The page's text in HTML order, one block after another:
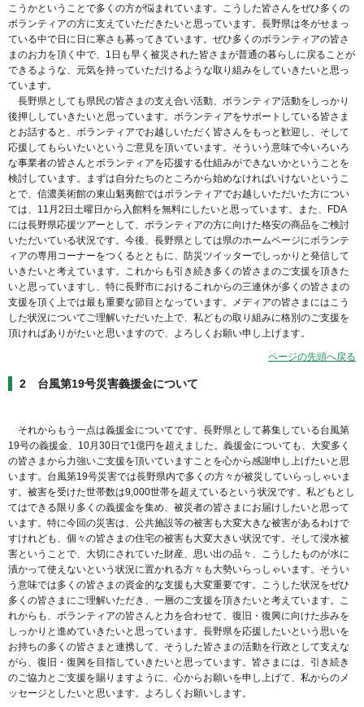
こうかということで多くの方が悩まれています。こうした皆さんをぜひ多くの
ボランティアの方に支えていただきたいと思っています。長野県は冬がせまっ
ている中で日に日に寒さも募ってきています。ぜひ多くのボランティアの皆さ
まのお力を頂く中で、1日も早く被災された皆さまが普通の暮らしに戻ることが
できるような、元気を持っていただけるような取り組みをしていきたいと思っ
ています。
長野県としても県民の皆さまの支え合い活動、ボランティア活動をしっかり
後押ししていきたいと思っています。ボランティアをサポートしている皆さま
とお話すると、ボランティアでお越しいただく皆さんをもっと歓迎し、そして
応援してもらいたいというご意見を頂いています。そういう意味で今いろいろ
な事業者の皆さんとボランティアを応援する仕組みができないかということを
検討しています。まずは自分たちのところから始めなければいけないというこ
とで、信濃美術館の東山魁夷館ではボランティアでお越しいただいた方につい
ては、11月2日土曜日から入館料を無料にしたいと思っています。また、FDA
には長野県応援ツアーとして、ボランティアの方に向けた格安の商品をご検討
いただいている状況です。今後、長野県としては県のホームページにボランテ
ィアの専用コーナーをつくるとともに、防災ツイッターでしっかりと発信して
いきたいと考えています。これからも引き続き多くの皆さまのご支援を頂きた
いと思っていますし、特に長野市におけるこれからの三連休が多くの皆さまの
支援を頂く上では最も重要な節目となっています。メディアの皆さまにはこう
した状況についてご理解いただいた上で、私どもの取り組みに格別のご支援を
頂ければありがたいと思いますので、よろしくお願い申し上げます。
ページの先頭へ戻る
2 台風第19号災害義援金について
それからもう一点は義援金についてです。長野県として募集している台風第
19号の義援金、10月30日で1億円を超えました。義援金についても、大変多く
の皆さまから力強いご支援を頂いていますことを心から感謝申し上げたいと思
います。台風第19号災害では長野県内で多くの方々が被災していらっしゃいま
す。被害を受けた世帯数は9,000世帯を超えているという状況です。私どもとし
てはできる限り多くの義援金を集め、被災者の皆さまにお届けしたいと思って
います。特に今回の災害は、公共施設等の被害も大変大きな被害があるわけで
すけれども、個々の皆さまの住宅の被害も大変大きい状況です。そして浸水被
害ということで、大切にされていた財産、思い出の品々、こうしたものが水に
漬かって使えないという状況に置かれる方々も大勢いらっしゃいます。そうい
う意味では多くの皆さまの資金的な支援も大変重要です。こうした状況をぜひ
多くの皆さまにご理解いただき、一層のご支援を頂きたいと考えています。こ
れからも、ボランティアの皆さんと力を合わせて、復旧・復興に向けた歩みを
しっかりと進めていきたいと思っています。長野県を応援したいという思いを
お持ちの多くの皆さまと連携して、そうした皆さまの活動を行政として支えな
がら、復旧・復興を目指していきたいと思っています。皆さまには、引き続き
のご協力とご支援を賜りますように、心からお願いを申し上げて、私からのメ
ッセージとしたいと思います。よろしくお願いします。